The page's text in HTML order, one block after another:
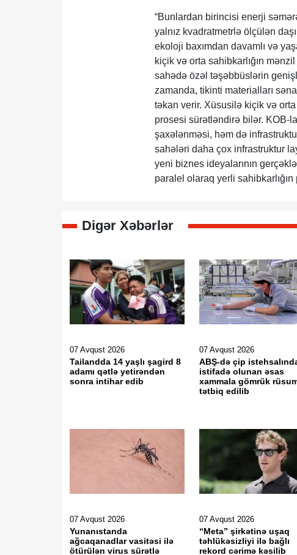
“Bunlardan birincisi enerji
yalnız kvadratmetrlə ölçülən
ekoloji baxımdan davamlı və
kiçik və orta sahibkarlığın
sahədə özəl təşəbbüslərin
zamanda, tikinti materialları
təkan verir. Xüsusilə kiçik və
prosesi sürətləndirə bilər. KOB-
şaxələnməsi, həm də
sahələri daha çox infrastruktur
yeni biznes ideyalarının
paralel olaraq yerli
Digər Xəbərlər
07 Avqust 2026
Tailandda 14 yaşlı şagird 8
adamı qətlə yetirəndən
sonra intihar edib
07 Avqust 2026
ABŞ-də çip
istifadə olunan əsas
xammala gömrük
tətbiq edilib
07 Avqust 2026
Yunanıstanda
ağcaqanadlar vasitəsi ilə
ötürülən virus sürətlə
07 Avqust 2026
“Meta” şirkətinə uşaq
təhlükəsizliyi ilə bağlı
rekord cərimə kəsilib